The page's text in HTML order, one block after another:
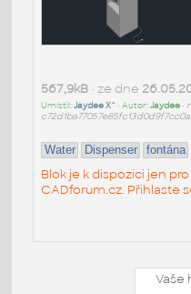
567,9kB• ze dne
Umístil:Jaydee X^ • Autor:Jaydee•
Water Dispenser fontána
Blok je k dispozici jen
CADforum.cz. Přihlaste
Vaše